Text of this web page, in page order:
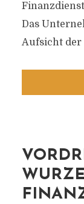
Das
Aufsicht der